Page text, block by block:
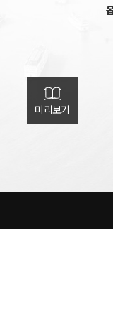
미리보기